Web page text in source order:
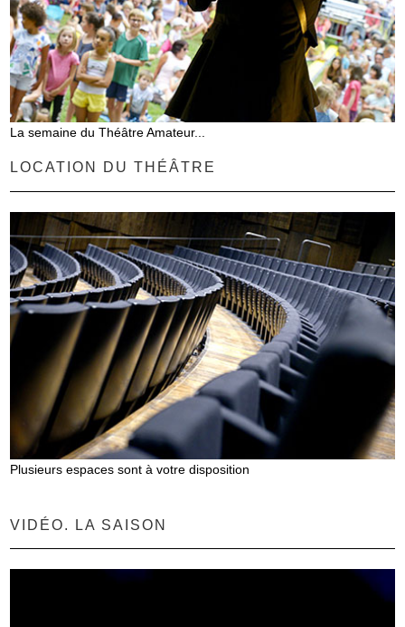
La semaine du Théâtre Amateur...
LOCATION DU THÉÂTRE
Plusieurs espaces sont à votre disposition
VIDÉO. LA SAISON